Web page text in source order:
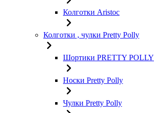
Колготки Aristoc
Колготки , чулки Pretty Polly
Шортики PRETTY POLLY
Носки Pretty Polly
Чулки Pretty Polly